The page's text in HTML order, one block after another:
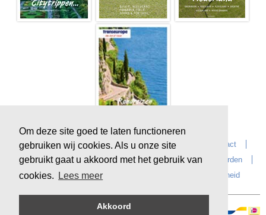
Om deze site goed te laten functioneren
gebruiken wij cookies. Als u onze site
gebruikt gaat u akkoord met het gebruik van
cookies.
Lees meer
Akkoord
Home Over Transeurope Vacatures
Contact
Vragen?
Reiskantoren Extras
Reisvoorwaarden
Reisverzekeringen
Duurzaamheid